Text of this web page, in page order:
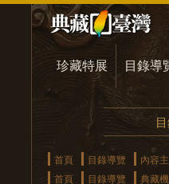
珍藏特展 目錄導
首頁 目錄導覽 內容
首頁
目錄導覽 典藏